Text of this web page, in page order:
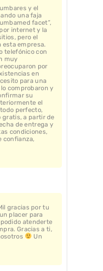
y el
una faja
facet”,
internet y la
pero el
esta empresa.
telefónico con
muy
por
en
para una
comprobaron y
su
el
perfecto,
gratis, a partir de
de entrega y
condiciones,
confianza,
gracias por tu
placer para
atenderte
Gracias a ti,
Un